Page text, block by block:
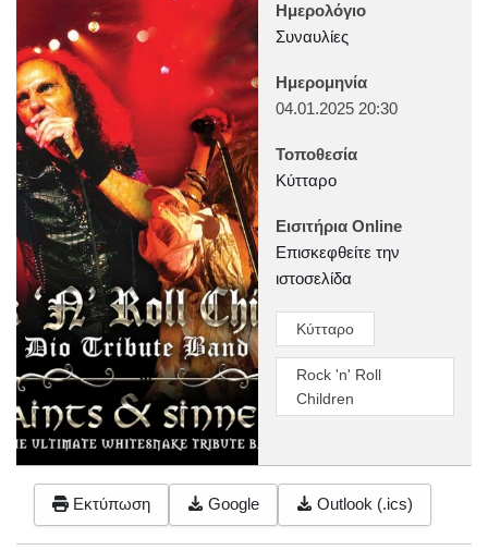
Ημερολόγιο
Συναυλίες
Ημερομηνία
04.01.2025 20:30
Τοποθεσία
Κύτταρο
Εισιτήρια Online
Επισκεφθείτε την
ιστοσελίδα
Κύτταρο
Rock 'n' Roll
Children
Εκτύπωση Google Outlook (.ics)